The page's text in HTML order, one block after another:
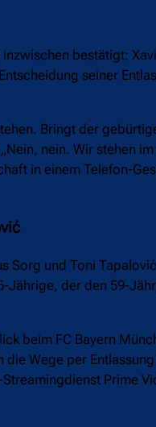
bestätigt:
seiner
Bringt der
nein. Wir stehen
in einem Telefon-
und Toni
der den 59-
beim FC Bayern
Wege per
Prime